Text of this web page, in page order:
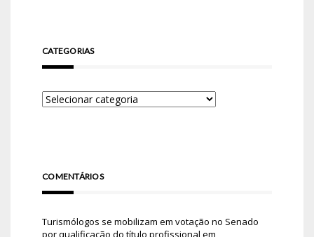
CATEGORIAS
COMENTÁRIOS
Turismólogos se mobilizam em votação no Senado
por qualificação do título profissional em